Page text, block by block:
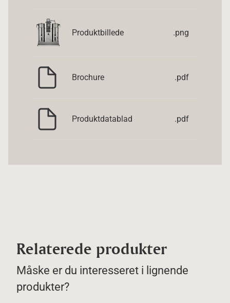
Produktbillede .png
Brochure .pdf
Produktdatablad .pdf
Relaterede produkter
Måske er du interesseret i lignende
produkter?